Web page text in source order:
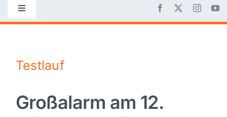
Toggle
Navigation
Nachrichten
Politik
Testlauf
Großalarm am 12.